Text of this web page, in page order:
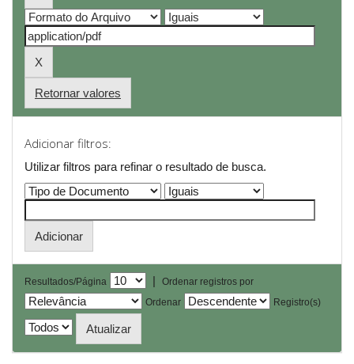
Retornar valores
Adicionar filtros:
Utilizar filtros para refinar o resultado de busca.
Resultados/Página |
Ordenar registros por
Ordenar
Registro(s)